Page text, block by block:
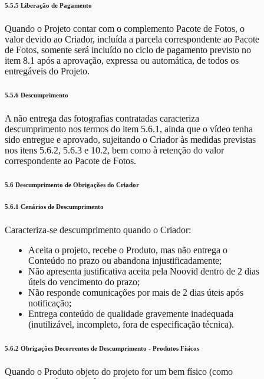
5.5.5 Liberação de Pagamento
Quando o Projeto contar com o complemento Pacote de Fotos, o
valor devido ao Criador, incluída a parcela correspondente ao Pacote
de Fotos, somente será incluído no ciclo de pagamento previsto no
item 8.1 após a aprovação, expressa ou automática, de todos os
entregáveis do Projeto.
5.5.6 Descumprimento
A não entrega das fotografias contratadas caracteriza
descumprimento nos termos do item 5.6.1, ainda que o vídeo tenha
sido entregue e aprovado, sujeitando o Criador às medidas previstas
nos itens 5.6.2, 5.6.3 e 10.2, bem como à retenção do valor
correspondente ao Pacote de Fotos.
5.6 Descumprimento de Obrigações do Criador
5.6.1 Cenários de Descumprimento
Caracteriza-se descumprimento quando o Criador:
Aceita o projeto, recebe o Produto, mas não entrega o
Conteúdo no prazo ou abandona injustificadamente;
Não apresenta justificativa aceita pela Noovid dentro de 2 dias
úteis do vencimento do prazo;
Não responde comunicações por mais de 2 dias úteis após
notificação;
Entrega conteúdo de qualidade gravemente inadequada
(inutilizável, incompleto, fora de especificação técnica).
5.6.2 Obrigações Decorrentes de Descumprimento - Produtos Físicos
Quando o Produto objeto do projeto for um bem físico (como